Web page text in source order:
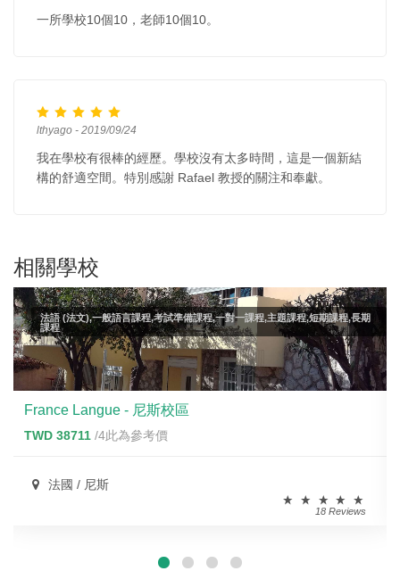
一所學校10個10，老師10個10。
lthyago - 2019/09/24
我在學校有很棒的經歷。學校沒有太多時間，這是一個新結
構的舒適空間。特別感謝 Rafael 教授的關注和奉獻。
相關學校
法語 (法文),一般語言課程,考試準備課程,一對一課程,主題課程,短期課程,長期
課程
France Langue - 尼斯校區
TWD 38711 /4此為參考價
法國 / 尼斯
18 Reviews